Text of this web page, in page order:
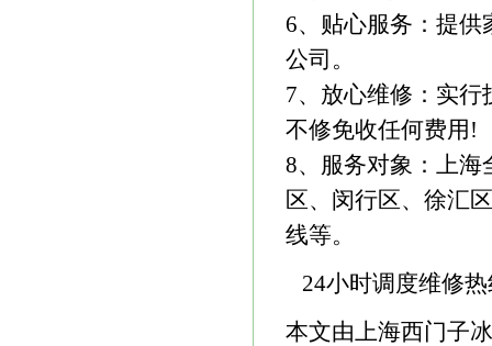
6、贴心服务：提
公司。
7、放心维修：实
不修免收任何费用!
8、服务对象：上海
区、闵行区、徐汇
线等。
24小时调度维修
本文由上海西门子